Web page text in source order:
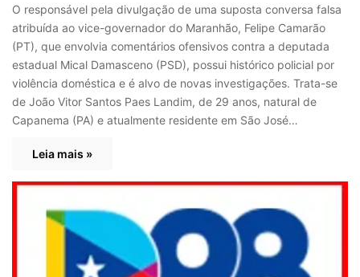
O responsável pela divulgação de uma suposta conversa falsa
atribuída ao vice-governador do Maranhão, Felipe Camarão
(PT), que envolvia comentários ofensivos contra a deputada
estadual Mical Damasceno (PSD), possui histórico policial por
violência doméstica e é alvo de novas investigações. Trata-se
de João Vitor Santos Paes Landim, de 29 anos, natural de
Capanema (PA) e atualmente residente em São José…
Leia mais »